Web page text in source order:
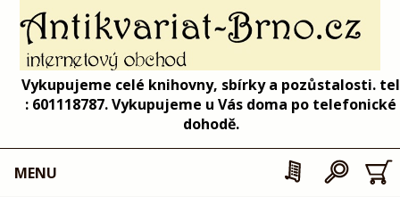
Vykupujeme celé knihovny, sbírky a pozůstalosti. tel
: 601118787. Vykupujeme u Vás doma po telefonické
dohodě.
MENU